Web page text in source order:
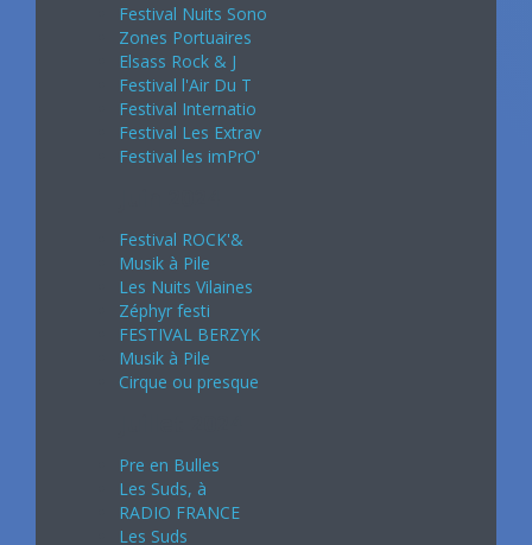
Festival Nuits Sono
Zones Portuaires
Elsass Rock & J
Festival l'Air Du T
Festival Internatio
Festival Les Extrav
Festival les imPrO'
Festival ROCK'&
Musik à Pile
Les Nuits Vilaines
Zéphyr festi
FESTIVAL BERZYK
Musik à Pile
Cirque ou presque
Pre en Bulles
Les Suds, à
RADIO FRANCE
Les Suds